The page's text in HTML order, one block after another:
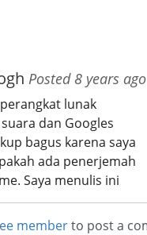
Posted 8 years ago
lunak
dan Googles
bagus karena saya
ada penerjemah
Saya menulis ini
penerjemah Google,
memberto post a